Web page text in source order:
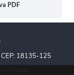
PDF
CEP: 18135-125